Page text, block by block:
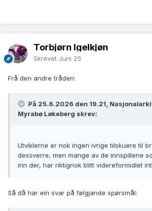
Torbjørn Igelkjøn
Skrevet Juni 25
Frå den andre tråden:
På 25.6.2026 den 19.21,
Myrabø Løkeberg skrev:
Utviklerne er nok ingen ivrige tilskuere til
dessverre, men mange av de innspillene
inn der, har riktignok blitt videreformidlet
Så då har ein svar på følgjande spørsmål: